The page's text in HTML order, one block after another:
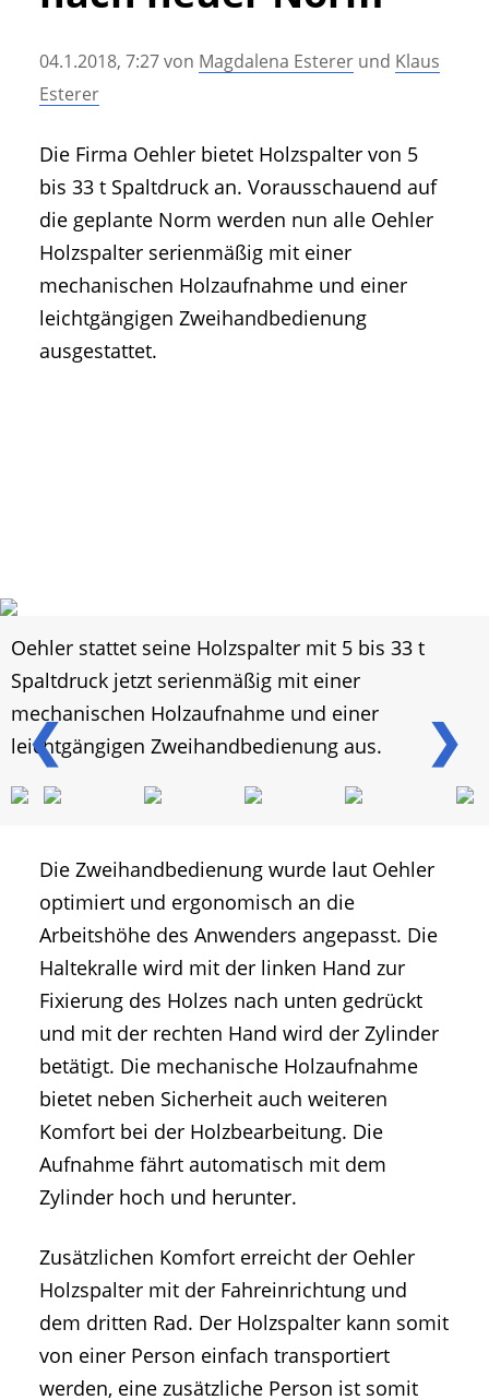
• Messen und Veranstaltungen
• Mitteilung der Redaktion
• Artikel nach Hersteller/Marke
04.1.2018, 7:27von Magdalena Esterer und Klaus
Esterer
Die Firma Oehler bietet Holzspalter von 5
bis 33 t Spaltdruck an. Vorausschauend auf
die geplante Norm werden nun alle Oehler
Holzspalter serienmäßig mit einer
mechanischen Holzaufnahme und einer
leichtgängigen Zweihandbedienung
ausgestattet.
❮ ❯
Oehler stattet seine Holzspalter mit 5 bis 33 t
Spaltdruck jetzt serienmäßig mit einer
mechanischen Holzaufnahme und einer
leichtgängigen Zweihandbedienung aus.
Die Zweihandbedienung wurde laut Oehler
optimiert und ergonomisch an die
Arbeitshöhe des Anwenders angepasst. Die
Haltekralle wird mit der linken Hand zur
Fixierung des Holzes nach unten gedrückt
und mit der rechten Hand wird der Zylinder
betätigt. Die mechanische Holzaufnahme
bietet neben Sicherheit auch weiteren
Komfort bei der Holzbearbeitung. Die
Aufnahme fährt automatisch mit dem
Zylinder hoch und herunter.
Zusätzlichen Komfort erreicht der Oehler
Holzspalter mit der Fahreinrichtung und
dem dritten Rad. Der Holzspalter kann somit
von einer Person einfach transportiert
werden, eine zusätzliche Person ist somit